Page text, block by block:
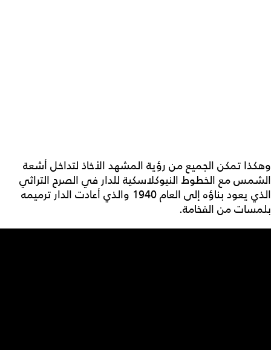
وهكذا تمكن الجميع من رؤية المشهد الأخاذ لتداخل أشعة
الشمس مع الخطوط النيوكلاسكية للدار في الصرح التراثي
الذي يعود بناؤه إلى العام 1940 والذي أعادت الدار ترميمه
بلمسات من الفخامة.